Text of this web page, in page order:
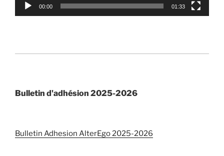
00:00 01:33
Bulletin d'adhésion 2025-2026
Bulletin Adhesion AlterEgo 2025-2026